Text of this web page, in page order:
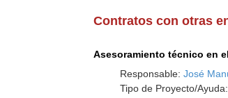
Contratos con otras
Asesoramiento técnico en
Responsable:José
Tipo de Proyecto/